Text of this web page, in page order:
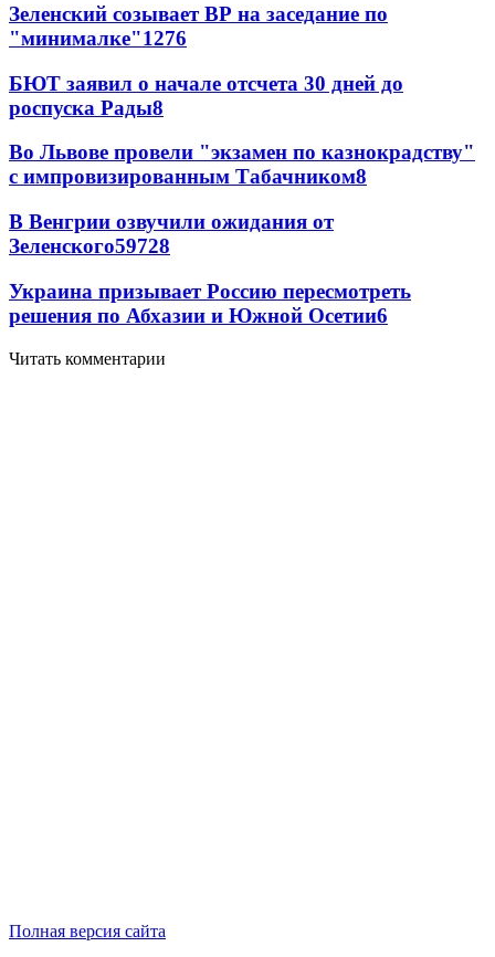
Зеленский созывает ВР на заседание по
"минималке"1276
БЮТ заявил о начале отсчета 30 дней до
роспуска Рады8
Во Львове провели "экзамен по казнокрадству"
с импровизированным Табачником8
В Венгрии озвучили ожидания от
Зеленского59728
Украина призывает Россию пересмотреть
решения по Абхазии и Южной Осетии6
Читать комментарии
Полная версия сайта